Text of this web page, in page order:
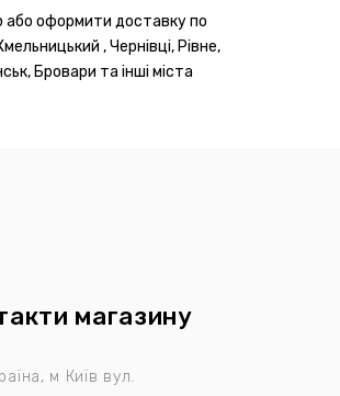
або оформити доставку по
, Чернівці, Рівне,
Бровари та інші міста
магазину
м Київ вул.